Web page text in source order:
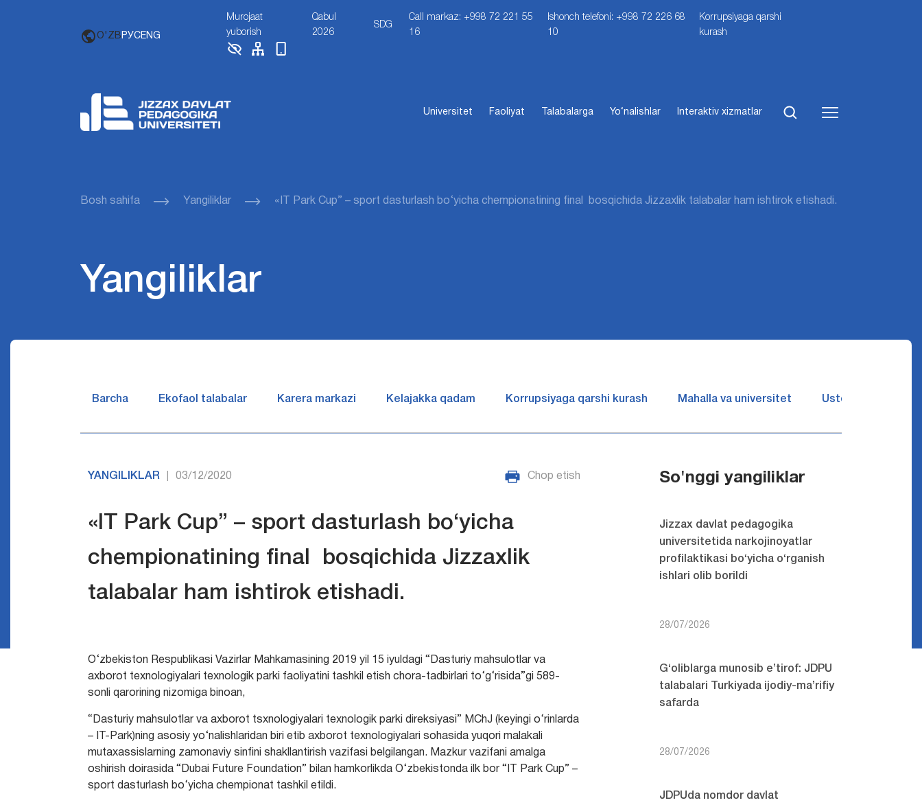
O'ZB РУСENG
Murojaat
yuborish
Qabul
2026
SDG
Call markaz: +998 72 221 55
16
Ishonch telefoni: +998 72 226 68
10
Korrupsiyaga qarshi
kurash
Universitet Faoliyat Talabalarga Yo‘nalishlar Interaktiv xizmatlar
Bosh sahifa Yangiliklar «IT Park Cup” – sport dasturlash bo‘yicha chempionatining final bosqichida Jizzaxlik talabalar ham ishtirok etishadi.
Yangiliklar
Barcha Ekofaol talabalar Karera markazi Kelajakka qadam Korrupsiyaga qarshi kurash Mahalla va universitet Ustozlar suhbatin
YANGILIKLAR 03/12/2020 Chop etish
«IT Park Cup” – sport dasturlash bo‘yicha
chempionatining final bosqichida Jizzaxlik
talabalar ham ishtirok etishadi.
O‘zbekiston Respublikasi Vazirlar Mahkamasining 2019 yil 15 iyuldagi “Dasturiy mahsulotlar va
axborot texnologiyalari texnologik parki faoliyatini tashkil etish chora-tadbirlari to‘g‘risida”gi 589-
sonli qarorining nizomiga binoan,
“Dasturiy mahsulotlar va axborot tsxnologiyalari texnologik parki direksiyasi” MChJ (keyingi o‘rinlarda
– IT-Park)ning asosiy yo‘nalishlaridan biri etib axborot texnologiyalari sohasida yuqori malakali
mutaxassislarning zamonaviy sinfini shakllantirish vazifasi belgilangan. Mazkur vazifani amalga
oshirish doirasida “Dubai Future Foundation” bilan hamkorlikda O‘zbekistonda ilk bor “IT Park Cup” –
sport dasturlash bo‘yicha chempionat tashkil etildi.
So'nggi yangiliklar
Jizzax davlat pedagogika
universitetida narkojinoyatlar
profilaktikasi bo‘yicha o‘rganish
ishlari olib borildi
28/07/2026
G‘oliblarga munosib e’tirof: JDPU
talabalari Turkiyada ijodiy-ma’rifiy
safarda
28/07/2026
JDPUda nomdor davlat